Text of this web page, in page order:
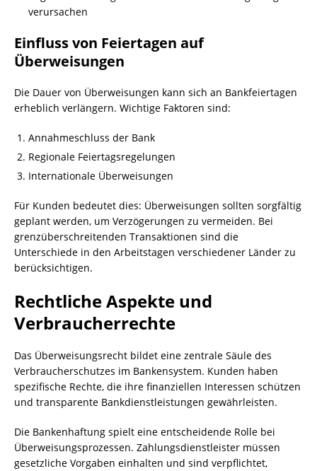
verursachen
Einfluss von Feiertagen auf
Überweisungen
Die Dauer von Überweisungen kann sich an Bankfeiertagen
erheblich verlängern. Wichtige Faktoren sind:
Annahmeschluss der Bank
Regionale Feiertagsregelungen
Internationale Überweisungen
Für Kunden bedeutet dies: Überweisungen sollten sorgfältig
geplant werden, um Verzögerungen zu vermeiden. Bei
grenzüberschreitenden Transaktionen sind die
Unterschiede in den Arbeitstagen verschiedener Länder zu
berücksichtigen.
Rechtliche Aspekte und
Verbraucherrechte
Das Überweisungsrecht bildet eine zentrale Säule des
Verbraucherschutzes im Bankensystem. Kunden haben
spezifische Rechte, die ihre finanziellen Interessen schützen
und transparente Bankdienstleistungen gewährleisten.
Die Bankenhaftung spielt eine entscheidende Rolle bei
Überweisungsprozessen. Zahlungsdienstleister müssen
gesetzliche Vorgaben einhalten und sind verpflichtet,